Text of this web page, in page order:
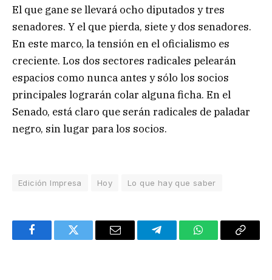
El que gane se llevará ocho diputados y tres
senadores. Y el que pierda, siete y dos senadores.
En este marco, la tensión en el oficialismo es
creciente. Los dos sectores radicales pelearán
espacios como nunca antes y sólo los socios
principales lograrán colar alguna ficha. En el
Senado, está claro que serán radicales de paladar
negro, sin lugar para los socios.
Edición Impresa Hoy Lo que hay que saber
FacebookTwitter Email TelegramWhatsAppCopy